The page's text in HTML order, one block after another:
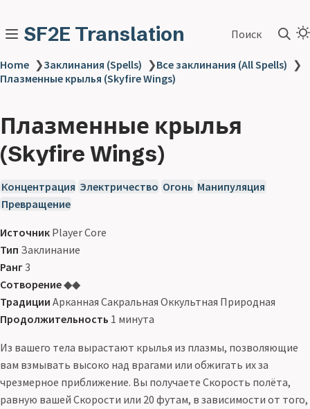
SF2E Translation Поиск
Home ❯Заклинания (Spells) ❯Все заклинания (All Spells) ❯
Плазменные крылья (Skyfire Wings)
Плазменные крылья
(Skyfire Wings)
Концентрация Электричество Огонь Манипуляция
Превращение
Источник Player Core
Тип Заклинание
Ранг3
Сотворение◆◆
Традиции Арканная Сакральная Оккультная Природная
Продолжительность 1 минута
Из вашего тела вырастают крылья из плазмы, позволяющие
вам взмывать высоко над врагами или обжигать их за
чрезмерное приближение. Вы получаете Скорость полёта,
равную вашей Скорости или 20 футам, в зависимости от того,